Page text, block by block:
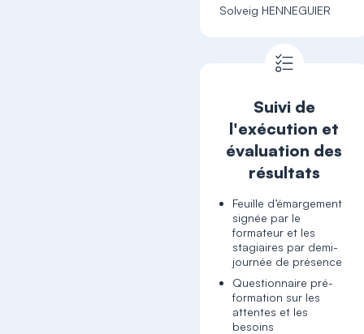
Solveig HENNEGUIER
Suivi de
l'exécution et
évaluation des
résultats
Feuille d’émargement
signée par le
formateur et les
stagiaires par demi-
journée de présence
Questionnaire pré-
formation sur les
attentes et les
besoins